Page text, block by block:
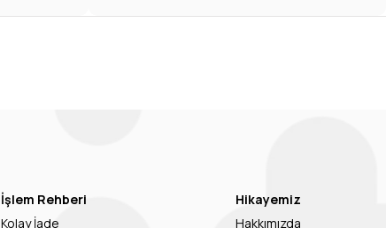
İşlem Rehberi
Kolay İade
Hikayemiz
Hakkımızda